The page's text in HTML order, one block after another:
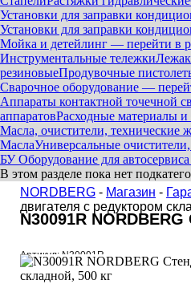
Установки для заправки
Установки для заправки
Мойка и детейлинг — перейти в
Инструментальные тележки
резиновыеПродувочные
Сварочное оборудование —
Аппараты контактной точечной
аппаратовРасходные материалы и
Масла, очистители, технические
МаслаУниверсальные
БУ Оборудование для
В этом разделе пока нет
NORDBERG - Магазин -
двигателя с редуктором
N30091R
Артикул: N30091R